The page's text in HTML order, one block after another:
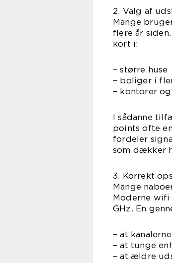
2. Valg af
Mange
flere år
kort i:
– større huse
– boliger i
– kontorer
I sådanne
points ofte
fordeler
som dækker
3. Korrekt
Mange
Moderne wifi
GHz. En
– at
– at tunge
– at ældre